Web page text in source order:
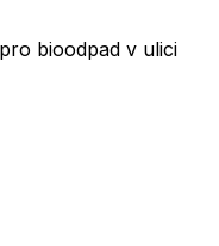
bioodpad v ulici